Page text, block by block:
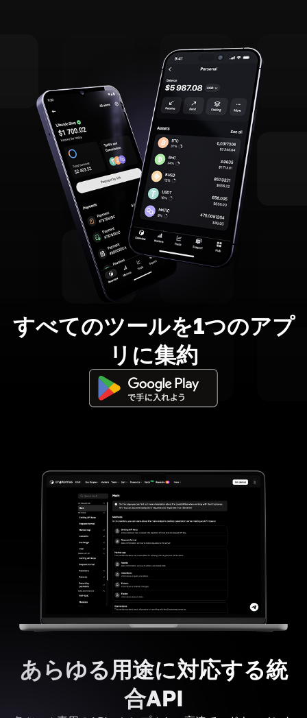
すべてのツールを1つのアプ
リに集約
あらゆる用途に対応する統
合API